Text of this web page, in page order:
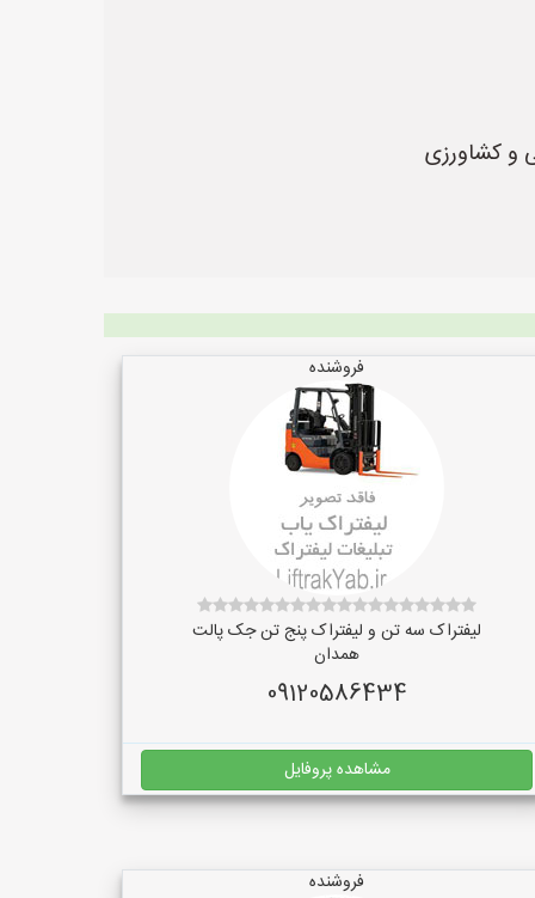
و کشاورزی
فروشنده
لیفتراک سه تن و لیفتراک پنج تن جک پالت
همدان
09120586434
مشاهده پروفایل
فروشنده